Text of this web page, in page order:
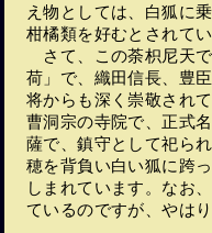
え物としては、白狐に
柑橘類を好むとされて
さて、この荼枳尼天
荷」で、織田信長、豊
将からも深く崇敬され
曹洞宗の寺院で、正式
薩で、鎮守として祀ら
穂を背負い白い狐に跨
しまれています。なお
ているのですが、やは